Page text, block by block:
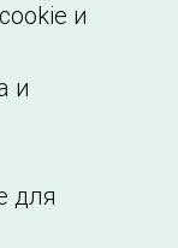
и
и
для